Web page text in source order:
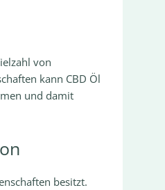
von
kann CBD Öl
und damit
besitzt.